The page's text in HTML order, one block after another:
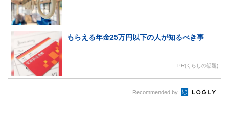
もらえる年金25万円以下の人が知るべき事
PR(くらしの話題)
Recommended by